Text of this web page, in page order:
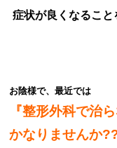
症状が良くなること
お陰様で、最近では
『整形外科で治
かなりませんか??